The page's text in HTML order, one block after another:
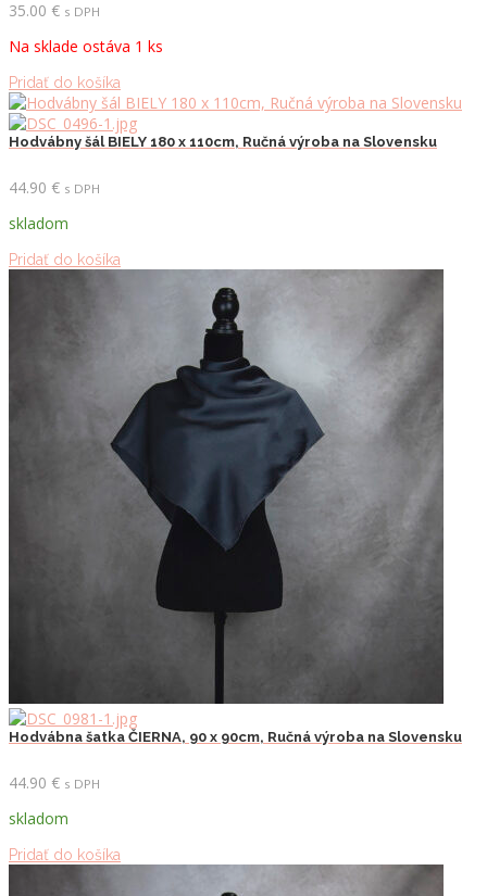
35.00 € s DPH
Na sklade ostáva 1 ks
Pridať do košíka
Hodvábny šál BIELY 180 x 110cm, Ručná výroba na Slovensku
44.90 € s DPH
skladom
Pridať do košíka
Hodvábna šatka ČIERNA, 90 x 90cm, Ručná výroba na Slovensku
44.90 € s DPH
skladom
Pridať do košíka